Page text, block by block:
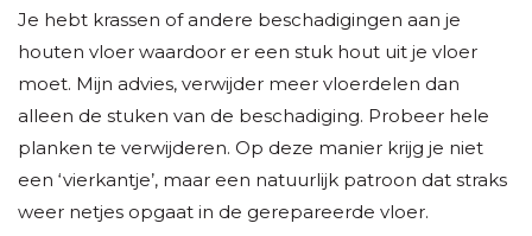
Je hebt krassen of andere beschadigingen aan je
houten vloer waardoor er een stuk hout uit je vloer
moet. Mijn advies, verwijder meer vloerdelen dan
alleen de stuken van de beschadiging. Probeer hele
planken te verwijderen. Op deze manier krijg je niet
een ‘vierkantje’, maar een natuurlijk patroon dat straks
weer netjes opgaat in de gerepareerde vloer.